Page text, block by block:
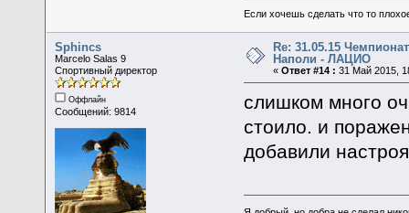
Если хочешь сделать что то
Sphincs
Marcelo Salas 9
Спортивный директор
Оффлайн
Сообщений: 9814
Re: 31.05.15
Наполи - ЛАЦИО
«Ответ #14 : 31 Май 2015,
слишком много
стоило. и
добавили